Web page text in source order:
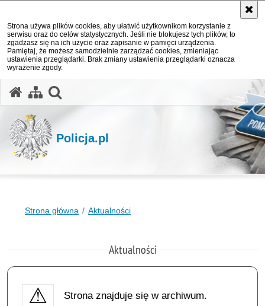
Strona używa plików cookies, aby ułatwić użytkownikom korzystanie z
serwisu oraz do celów statystycznych. Jeśli nie blokujesz tych plików, to
zgadzasz się na ich użycie oraz zapisanie w pamięci urządzenia.
Pamiętaj, że możesz samodzielnie zarządzać cookies, zmieniając
ustawienia przeglądarki. Brak zmiany ustawienia przeglądarki oznacza
wyrażenie zgody.
Policja.pl
Strona główna Aktualności
Aktualności
Strona znajduje się w archiwum.